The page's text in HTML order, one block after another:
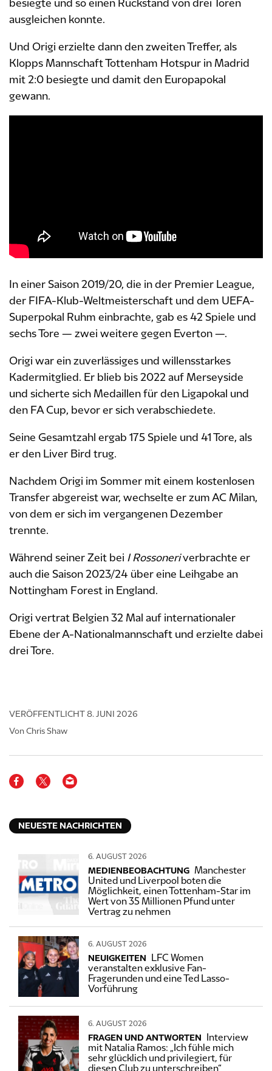
besiegte und so einen Rückstand von drei Toren
ausgleichen konnte.
Und Origi erzielte dann den zweiten Treffer, als
Klopps Mannschaft Tottenham Hotspur in Madrid
mit 2:0 besiegte und damit den Europapokal
gewann.
In einer Saison 2019/20, die in der Premier League,
der FIFA-Klub-Weltmeisterschaft und dem UEFA-
Superpokal Ruhm einbrachte, gab es 42 Spiele und
sechs Tore — zwei weitere gegen Everton —.
Origi war ein zuverlässiges und willensstarkes
Kadermitglied. Er blieb bis 2022 auf Merseyside
und sicherte sich Medaillen für den Ligapokal und
den FA Cup, bevor er sich verabschiedete.
Seine Gesamtzahl ergab 175 Spiele und 41 Tore, als
er den Liver Bird trug.
Nachdem Origi im Sommer mit einem kostenlosen
Transfer abgereist war, wechselte er zum AC Milan,
von dem er sich im vergangenen Dezember
trennte.
Während seiner Zeit bei I Rossoneriverbrachte er
auch die Saison 2023/24 über eine Leihgabe an
Nottingham Forest in England.
Origi vertrat Belgien 32 Mal auf internationaler
Ebene der A-Nationalmannschaft und erzielte dabei
drei Tore.
VERÖFFENTLICHT 8. JUNI 2026
Von Chris Shaw
NEUESTE NACHRICHTEN
6. AUGUST 2026
MEDIENBEOBACHTUNG Manchester
United und Liverpool boten die
Möglichkeit, einen Tottenham-Star im
Wert von 35 Millionen Pfund unter
Vertrag zu nehmen
6. AUGUST 2026
NEUIGKEITEN
LFC Women
veranstalten exklusive Fan-
Fragerunden und eine Ted Lasso-
Vorführung
6. AUGUST 2026
FRAGEN UND ANTWORTEN
Interview
mit Natalia Ramos: „Ich fühle mich
sehr glücklich und privilegiert, für
diesen Club zu unterschreiben“